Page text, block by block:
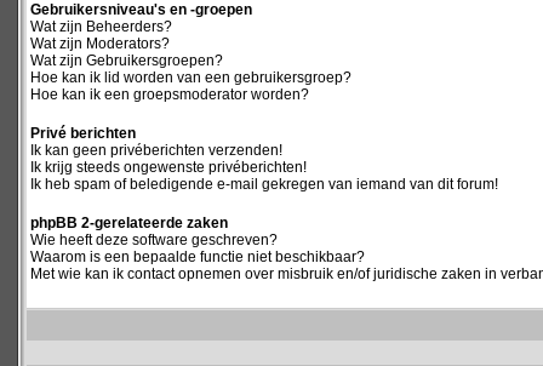
Gebruikersniveau's en -groepen
Wat zijn Beheerders?
Wat zijn Moderators?
Wat zijn Gebruikersgroepen?
Hoe kan ik lid worden van een gebruikersgroep?
Hoe kan ik een groepsmoderator worden?
Privé berichten
Ik kan geen privéberichten verzenden!
Ik krijg steeds ongewenste privéberichten!
Ik heb spam of beledigende e-mail gekregen van iemand van dit forum!
phpBB 2-gerelateerde zaken
Wie heeft deze software geschreven?
Waarom is een bepaalde functie niet beschikbaar?
Met wie kan ik contact opnemen over misbruik en/of juridische zaken in